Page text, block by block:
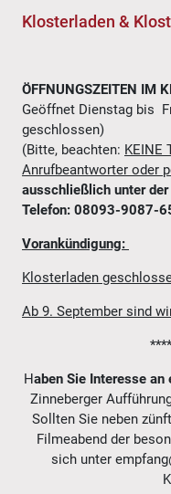
Klosterladen &
ÖFFNUNGSZEITEN IM
Geöffnet Dienstag bis
geschlossen)
(Bitte, beachten: KEINE
Anrufbeantworter oder
ausschließlich unter
Telefon: 08093-9087-
Vorankündigung:
Klosterladen
Ab 9. September sind
Haben Sie Interesse an
Zinneberger
Sollten Sie neben
Filmeabend der
sich unter